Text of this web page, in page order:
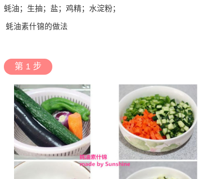
蚝油；生抽；盐；鸡精；水淀粉；
蚝油素什锦的做法
第 1 步